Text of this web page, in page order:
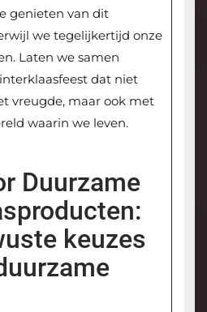
genieten van dit
we tegelijkertijd onze
Laten we samen
dat niet
vreugde, maar ook met
waarin we leven.
Duurzame
keuzes